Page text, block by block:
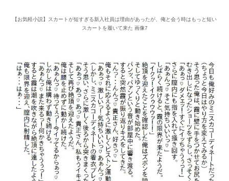
【お気軽小説】スカートが短すぎる新入社員は理由があったが、俺と会う時はもっと短い
スカートを履いて来た 画像7